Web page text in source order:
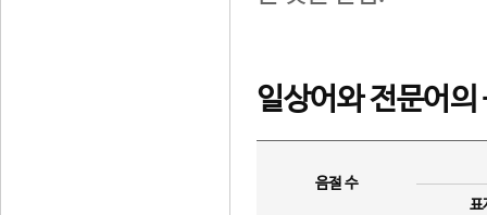
일상어와 전문어의
음절 수
표